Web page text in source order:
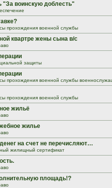
"За воинскую доблесть"
прохождения военной службы
квартре жены сына в/с
защиты
прохождения военной службы
прохождения военной службы
жильё
жилье
на счет не перечисляют…
жилищный сертификат
площадь!?